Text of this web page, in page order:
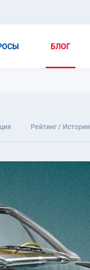
БЛОГ
Рейтинг / История